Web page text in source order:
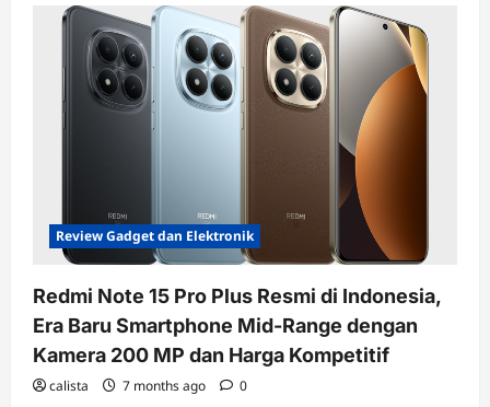
Review Gadget dan Elektronik
Redmi Note 15 Pro Plus Resmi di Indonesia,
Era Baru Smartphone Mid-Range dengan
Kamera 200 MP dan Harga Kompetitif
calista 7 months ago 0